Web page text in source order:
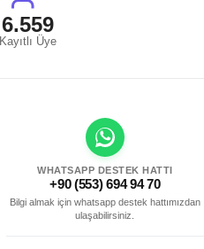
6.559
Kayıtlı Üye
WHATSAPP DESTEK HATTI
+90 (553) 694 94 70
Bilgi almak için whatsapp destek hattımızdan
ulaşabilirsiniz.